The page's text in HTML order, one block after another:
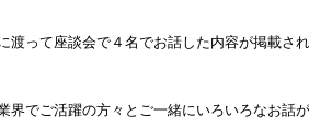
渡って座談会で４名でお話した内容が掲載さ
界でご活躍の方々とご一緒にいろいろなお話